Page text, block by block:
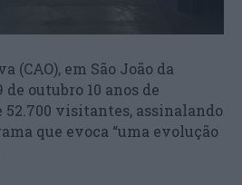
(CAO), em São João da
outubro 10 anos de
visitantes, assinalando
que evoca “uma evolução